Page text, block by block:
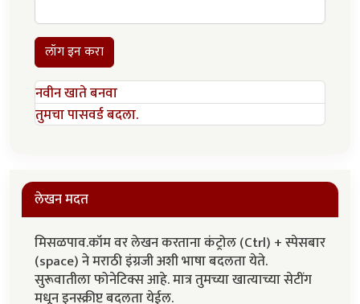
लॉग इन करा
नवीन खाते बनवा
तुमचा पासवर्ड बदला.
लेखन मदत
मिसळपाव.कॉम वर लेखन करताना कंट्रोल (Ctrl) + स्पेसबार
(space) ने मराठी इंग्रजी अशी भाषा बदलता येते.
सुरूवातीला फोनेटिक्स आहे. मात्र तुमच्या खात्याच्या सेटींग
मधून इनस्क्रीप्ट बदलता येईल.